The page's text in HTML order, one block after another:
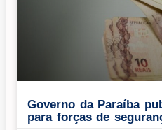
Governo da Paraíba
para forças de